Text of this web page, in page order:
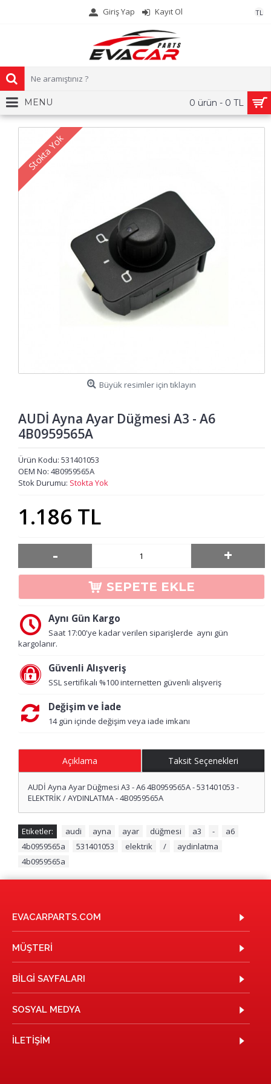
TL
Giriş Yap Kayıt Ol
0 ürün - 0 TL
MENU
Stokta Yok
Büyük resimler için tıklayın
AUDİ Ayna Ayar Düğmesi A3 - A6
4B0959565A
Ürün Kodu: 531401053
OEM No: 4B0959565A
Stok Durumu: Stokta Yok
1.186 TL
- +
SEPETE EKLE
Aynı Gün Kargo
Saat 17:00'ye kadar verilen siparişlerde aynı gün
kargolanır.
Güvenli Alışveriş
SSL sertifikalı %100 internetten güvenli alışveriş
Değişim ve İade
14 gün içinde değişim veya iade imkanı
Açıklama Taksit Seçenekleri
AUDİ Ayna Ayar Düğmesi A3 - A6 4B0959565A - 531401053 -
ELEKTRİK / AYDINLATMA - 4B0959565A
Etiketler: audi ayna ayar düğmesi a3 - a6
4b0959565a
531401053 elektrik / aydinlatma
4b0959565a
EVACARPARTS.COM
MÜŞTERI
BILGI SAYFALARI
SOSYAL MEDYA
İLETIŞIM